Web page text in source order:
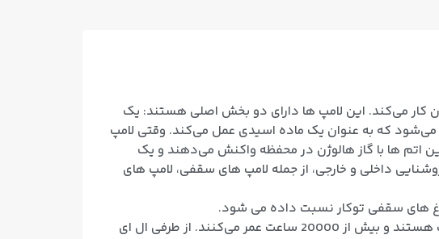
کار می‌کند. این لامپ ها دارای دو بخش اصلی هستند: یک
می‌شود که به عنوان یک ماده اسیدی عمل می‌کند. وقتی لامپ
اتم‌ ها با گاز هالوژن در محفظه واکنش می‌دهند و یک
داخلی و خارجی، از جمله لامپ های سقفی، لامپ های
های سقفی توکار نسبت داده می شود.
نسل جدید هالوژن، با فناوری ال ای دی (LED) ساخته می‌شود. این لامپ ‌ها معمولاً دارای توان 6 یا 7 وات هستند و بیش از 20000 ساعت عمر می‌کنند. از طرفی ال ای